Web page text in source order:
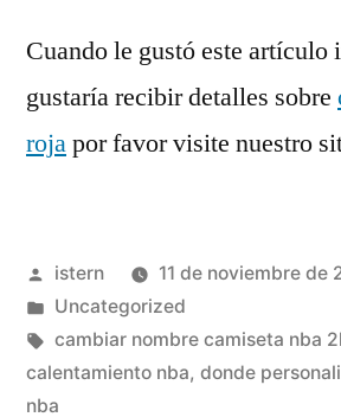
Cuando le gustó este
gustaría recibir detalles sobre
rojapor favor visite nuestro
Publicado
por
istern
11 de noviembre de
Publicado
en
Uncategorized
Etiquetas:
cambiar nombre camiseta nba
calentamiento nba, donde
nba